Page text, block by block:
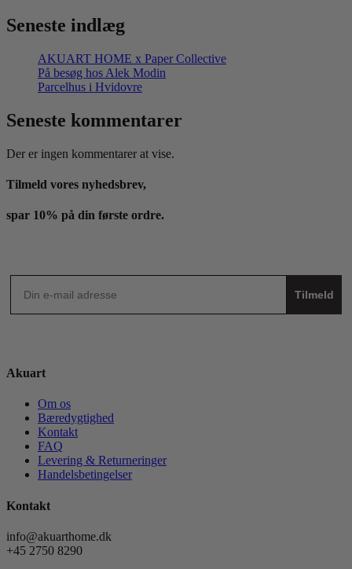
Seneste indlæg
AKUART HOME x Paper Collective
På besøg hos Alek Modin
Parcelhus i Hvidovre
Seneste kommentarer
Der er ingen kommentarer at vise.
Tilmeld vores nyhedsbrev,
spar 10% på din første ordre.
Tilmeld
Akuart
Om os
Bæredygtighed
Kontakt
FAQ
Levering & Returneringer
Handelsbetingelser
Kontakt
info@akuarthome.dk
+45 2750 8290